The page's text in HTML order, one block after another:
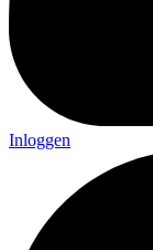
Inloggen